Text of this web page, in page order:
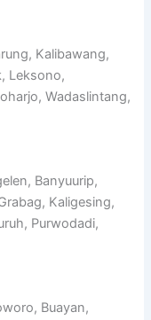
Kalibawang,
Leksono,
Wadaslintang,
Banyuurip,
Kaligesing,
Purwodadi,
Buayan,